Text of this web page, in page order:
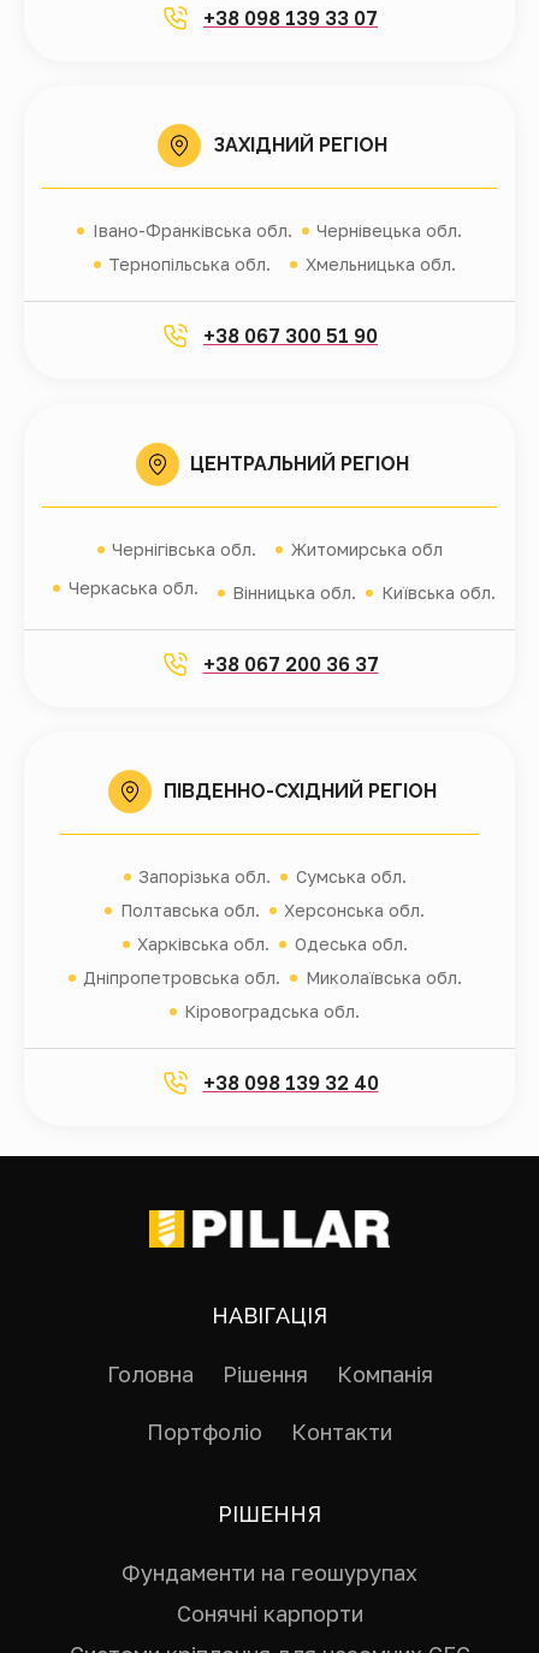
+38 098 139 33 07
ЗАХІДНИЙ РЕГІОН
Івано-Франківська обл.
Чернівецька обл.
Тернопільська обл.
Хмельницька обл.
+38 067 300 51 90
ЦЕНТРАЛЬНИЙ РЕГІОН
Чернігівська обл.
Житомирська обл
Черкаська обл.
Вінницька обл. Київська обл.
+38 067 200 36 37
ПІВДЕННО-СХІДНИЙ РЕГІОН
Запорізька обл.
Сумська обл.
Полтавська обл.
Херсонська обл.
Харківська обл.
Одеська обл.
Дніпропетровська обл.
Миколаївська обл.
Кіровоградська обл.
+38 098 139 32 40
НАВІГАЦІЯ
Головна Рішення Компанія
Портфоліо Контакти
РІШЕННЯ
Фундаменти на геошурупах
Сонячні карпорти